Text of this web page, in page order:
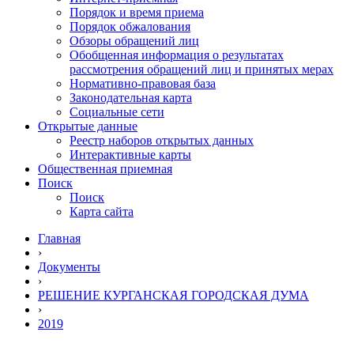
Порядок и время приема
Порядок обжалования
Обзоры обращений лиц
Обобщенная информация о результатах
рассмотрения обращений лиц и принятых мерах
Нормативно-правовая база
Законодательная карта
Социальные сети
Открытые данные
Реестр наборов открытых данных
Интерактивные карты
Общественная приемная
Поиск
Поиск
Карта сайта
Главная
›
Документы
›
РЕШЕНИЕ КУРГАНСКАЯ ГОРОДСКАЯ ДУМА
›
2019